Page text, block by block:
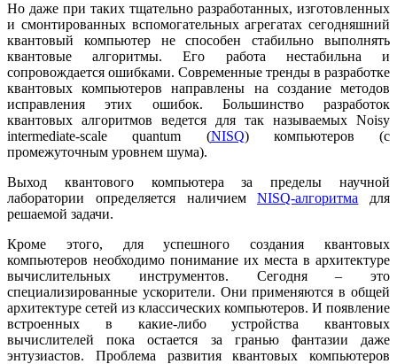
Но даже при таких тщательно разработанных, изготовленных
и смонтированных вспомогательных агрегатах сегодняшний
квантовый компьютер не способен стабильно выполнять
квантовые алгоритмы. Его работа нестабильна и
сопровождается ошибками. Современные тренды в разработке
квантовых компьютеров направлены на создание методов
исправления этих ошибок. Большинство разработок
квантовых алгоритмов ведется для так называемых Noisy
intermediate-scale quantum (NISQ) компьютеров (с
промежуточным уровнем шума).
Выход квантового компьютера за пределы научной
лаборатории определяется наличиемNISQ-алгоритма для
решаемой задачи.
Кроме этого, для успешного создания квантовых
компьютеров необходимо понимание их места в архитектуре
вычислительных инструментов. Сегодня – это
специализированные ускорители. Они применяются в общей
архитектуре сетей из классических компьютеров. И появление
встроенных в какие-либо устройства квантовых
вычислителей пока остается за гранью фантазии даже
энтузиастов. Проблема развития квантовых компьютеров